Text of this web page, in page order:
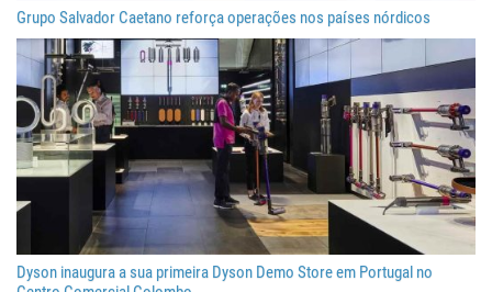
Grupo Salvador Caetano reforça operações nos países nórdicos
Dyson inaugura a sua primeira Dyson Demo Store em Portugal no